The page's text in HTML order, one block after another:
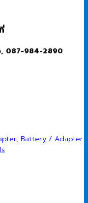
087-984-2890
, Battery / Adapter